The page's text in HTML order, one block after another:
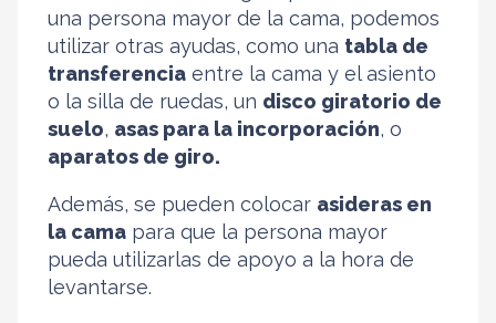
una persona mayor de la cama, podemos
utilizar otras ayudas, como una tabla de
transferencia entre la cama y el asiento
o la silla de ruedas, un disco giratorio de
suelo, asas para la incorporación, o
aparatos de giro.
Además, se pueden colocar asideras en
la cama para que la persona mayor
pueda utilizarlas de apoyo a la hora de
levantarse.